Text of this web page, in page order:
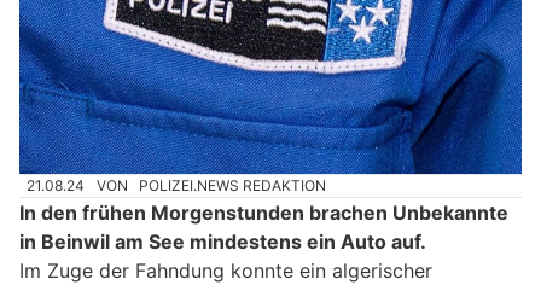
21.08.24 VON POLIZEI.NEWS REDAKTION
In den frühen Morgenstunden brachen Unbekannte
in Beinwil am See mindestens ein Auto auf.
Im Zuge der Fahndung konnte ein algerischer